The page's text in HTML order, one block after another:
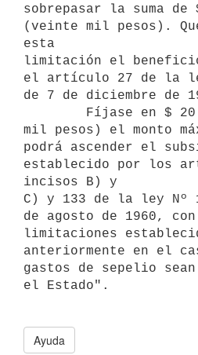
sobrepasar la suma de
(veinte mil pesos).
esta
limitación el
el artículo 27 de la
de 7 de diciembre de
mil pesos) el monto
podrá ascender el
establecido por los
incisos B) y
C) y 133 de la ley Nº
de agosto de 1960,
limitaciones
anteriormente en el
gastos de sepelio
el Estado".
Ayuda